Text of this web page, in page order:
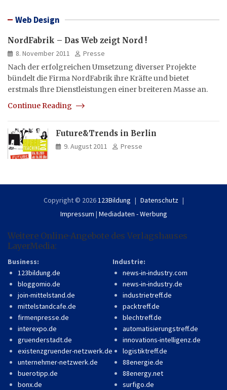
Web Design
NordFabrik – Das Web zeigt Nord !
8. November 2011
Presse
Nach der erfolgreichen Umsetzung diverser Projekte
bündelt die Firma NordFabrik ihre Kräfte und bietet
erstmals Ihre Dienstleistungen einer breiteren Masse an.
Continue Reading
Future&Trends in Berlin
9. August 2011 Presse
Copyright © 2026 123Bildung
Datenschutz
Impressum | Mediadaten - Werbung
Weitere Online-Angebote des Verlagshauses
LayerMedia:
Business:
123bildung.de
bloggomio.de
join-mittelstand.de
mittelstandcafe.de
firmenpresse.de
interexpo.de
gruenderstadt.de
existenzgruender-netzwerk.de
unternehmer-netzwerk.de
buerotipp.de
bonx.de
Industrie:
news-in-industry.com
news-in-industry.de
industrietreff.de
packtreff.de
blechtreff.de
automatisierungstreff.de
innovations-intelligenz.de
logistiktreff.de
88energie.de
88energy.net
surfigo.de